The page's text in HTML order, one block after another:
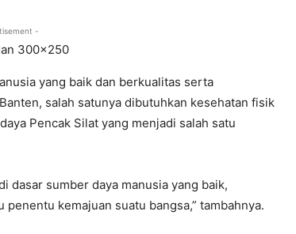
-
yang baik dan berkualitas serta
salah satunya dibutuhkan kesehatan fisik
Pencak Silat yang menjadi salah satu
dasar sumber daya manusia yang baik,
kemajuan suatu bangsa,” tambahnya.